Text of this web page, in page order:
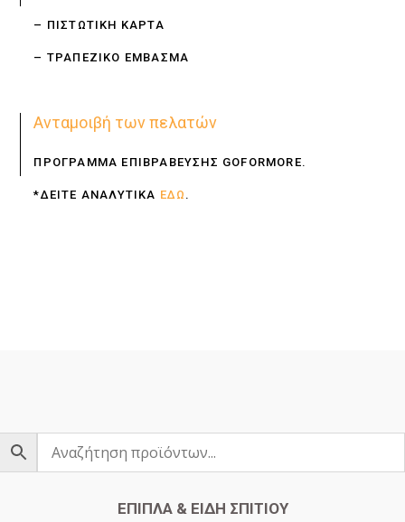
– ΠΙΣΤΩΤΙΚΗ ΚΑΡΤΑ
– ΤΡΑΠΕΖΙΚΟ ΕΜΒΑΣΜΑ
Ανταμοιβή των πελατών
ΠΡΟΓΡΑΜΜΑ ΕΠΙΒΡΑΒΕΥΣΗΣ GOFORMORE.
*ΔΕΙΤΕ ΑΝΑΛΥΤΙΚΑ ΕΔΩ .
ΕΠΙΠΛΑ & ΕΙΔΗ ΣΠΙΤΙΟΥ